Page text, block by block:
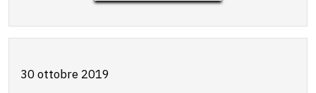
30 ottobre 2019